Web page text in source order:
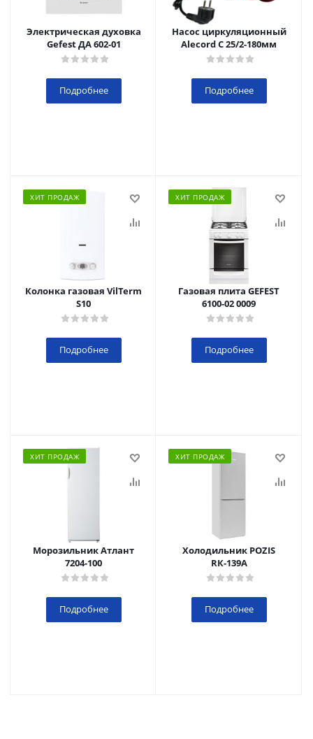
Электрическая духовка
Gefest ДА 602-01
Подробнее
Насос циркуляционный
Alecord C 25/2-180мм
Подробнее
ХИТ ПРОДАЖ
Колонка газовая VilTerm
S10
Подробнее
ХИТ ПРОДАЖ
Газовая плита GEFEST
6100-02 0009
Подробнее
ХИТ ПРОДАЖ
Морозильник Атлант
7204-100
Подробнее
ХИТ ПРОДАЖ
Холодильник POZIS
RК-139А
Подробнее